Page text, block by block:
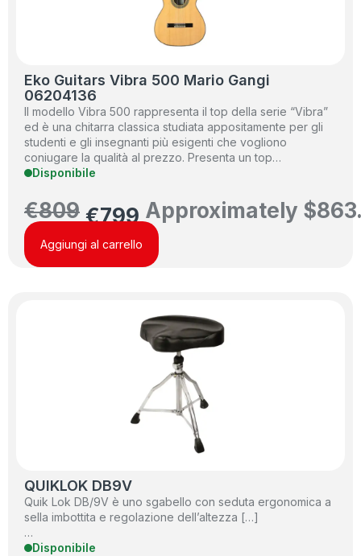
Eko Guitars Vibra 500 Mario Gangi
06204136
Il modello Vibra 500 rappresenta il top della serie “Vibra”
ed è una chitarra classica studiata appositamente per gli
studenti e gli insegnanti più esigenti che vogliono
coniugare la qualità al prezzo. Presenta un top…
Disponibile
€809 €799 Approximately $
Aggiungi al carrello
QUIKLOK DB9V
Quik Lok DB/9V è uno sgabello con seduta ergonomica a
sella imbottita e regolazione dell’altezza […]
…
Disponibile